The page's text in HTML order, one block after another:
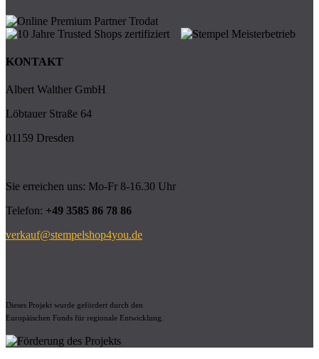
KONTAKT
Albert Walther GmbH
Löbtauer Straße 64
01159 Dresden
Sie erreichen uns: Mo-Fr 8-16.30 Uhr
Telefon: +49 3585 86 78 86
verkauf@stempelshop4you.de
Dieses Projekt wurde gefördert durch den
Europäischen Fonds für regionale Entwicklung.